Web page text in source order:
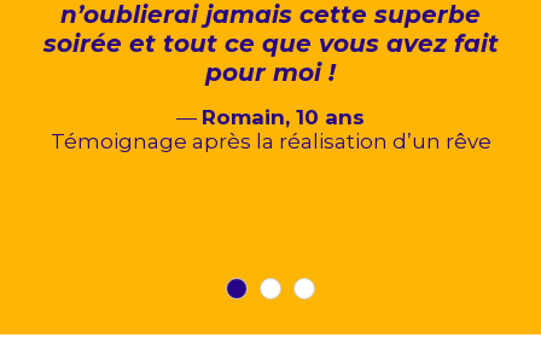
n’oublierai jamais cette superbe
soirée et tout ce que vous avez fait
pour moi !
— Romain, 10 ans
Témoignage après la réalisation d’un rêve